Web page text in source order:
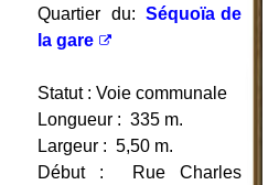
Quartier du:Séquoïa de
la gare
Statut : Voie communale
Longueur : 335 m.
Largeur : 5,50 m.
Début : Rue Charles